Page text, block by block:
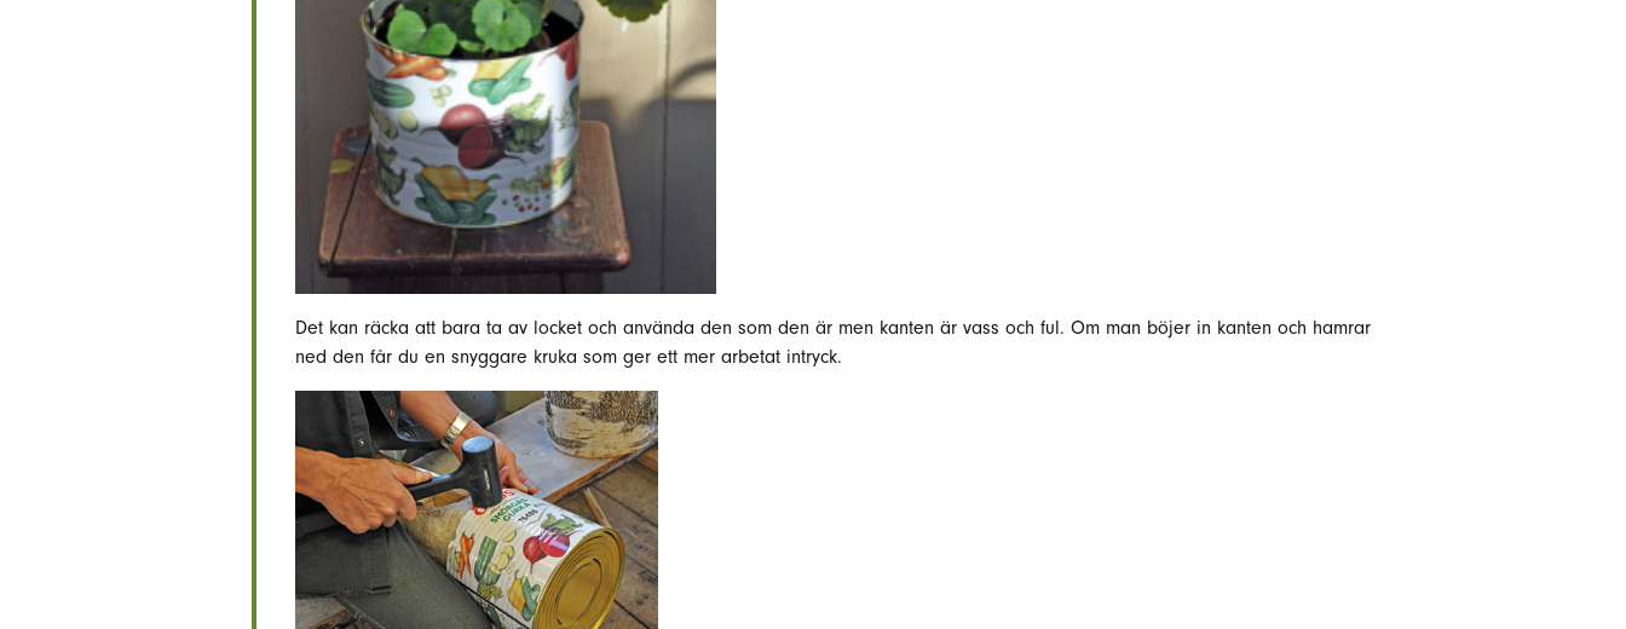
Det kan räcka att bara ta av locket och använda den som den är men kanten är vass och ful. Om man böjer in kanten och hamrar
ned den får du en snyggare kruka som ger ett mer arbetat intryck.